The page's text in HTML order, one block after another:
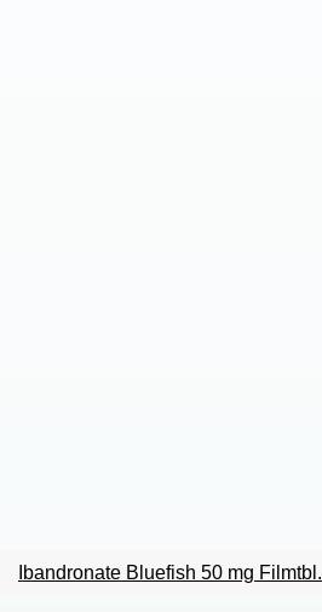
Ibandronate Bluefish 50 mg Filmtbl.